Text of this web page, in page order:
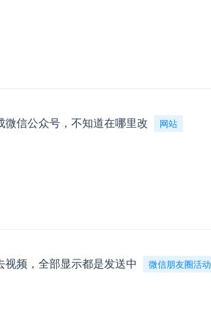
信公众号，不知道在哪里改 网站
频，全部显示都是发送中 微信朋友圈活动